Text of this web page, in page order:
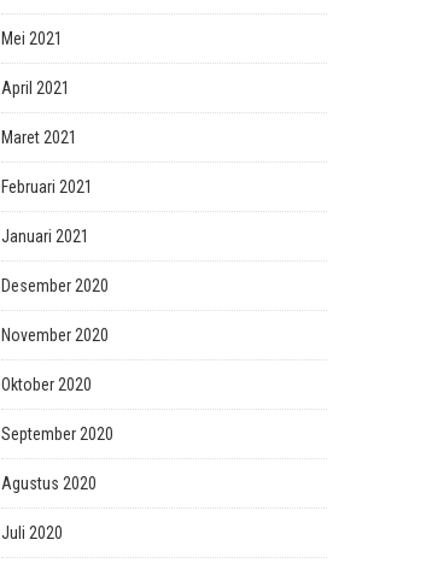
Mei 2021
April 2021
Maret 2021
Februari 2021
Januari 2021
Desember 2020
November 2020
Oktober 2020
September 2020
Agustus 2020
Juli 2020